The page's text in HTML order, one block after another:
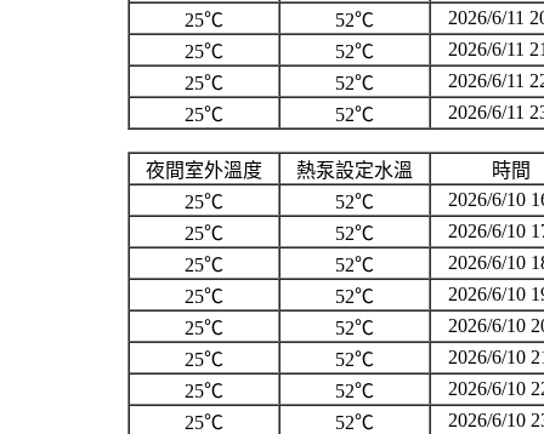
25℃
52℃
2026/6/11
25℃
52℃
2026/6/11
25℃
52℃
2026/6/11
25℃
52℃ 2026/6/11
夜間室外溫度 熱泵設定水溫
時間
25℃
52℃
2026/6/10
25℃
52℃
2026/6/10
25℃
52℃
2026/6/10
25℃
52℃
2026/6/10
25℃
52℃
2026/6/10
25℃
52℃
2026/6/10
25℃
52℃
2026/6/10
25℃
52℃ 2026/6/10